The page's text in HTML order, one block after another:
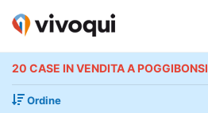
20 CASE IN VENDITA A POGGIBONSI
Ordine